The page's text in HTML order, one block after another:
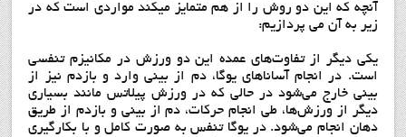
آنچه که این دو روش را از هم متمایز میکند مواردی است که در
زیر به آن می پردازیم:
یکی دیگر از تفاوت‌های عمده این دو ورزش در مکانیزم تنفسی
است. در انجام آساناهای یوگا، دم از بینی وارد و بازدم نیز از
بینی خارج می‌شود در حالی‌ که در ورزش پیلاتس مانند بسیاری
دیگر از ورزش‌ها، طی انجام حرکات، دم از بینی و بازدم از طریق
دهان انجام می‌شود. در یوگا تنفس به صورت کامل و با بکارگیری